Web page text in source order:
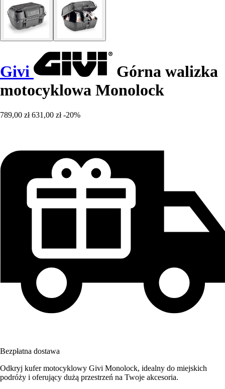
Givi
Górna walizka
motocyklowa Monolock
789,00 zł 631,00 zł -20%
Bezpłatna dostawa
Odkryj kufer motocyklowy Givi Monolock, idealny do miejskich
podróży i oferujący dużą przestrzeń na Twoje akcesoria.